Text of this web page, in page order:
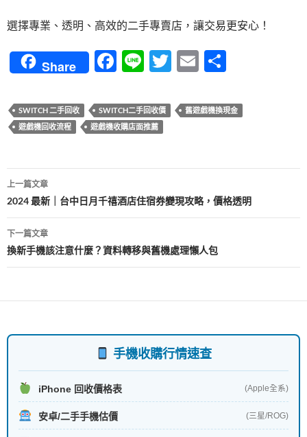
選擇專業、透明、高效的二手專賣店，讓交易更安心！
Share
F
e
b
o
k
Li
e
T
itt
E
ail
SWITCH 二手回收 SWITCH二手回收價
舊遊戲機換現金
遊戲機回收流程
遊戲機收購店面推薦
文
章
導
覽
上一篇文章
2024 最新｜台中日月千禧酒店住宿券變現攻略，價格透明
下一篇文章
換新手機該注意什麼？資料轉移與舊機處理懶人包
手機收購行情速查
iPhone 回收價格表 (Apple全系)
安卓/二手手機估價 (三星/ROG)